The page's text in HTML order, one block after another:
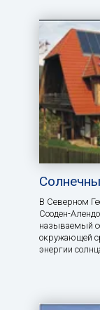
В Северном
Сооден-
называемый
окружающей
энергии